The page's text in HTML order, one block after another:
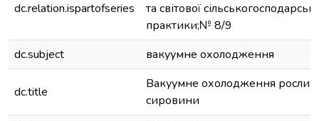
dc.relation.ispartofseries
та світової
практики;№ 8/9
dc.subject
вакуумне охолодження
dc.title
Вакуумне охолодження
сировини